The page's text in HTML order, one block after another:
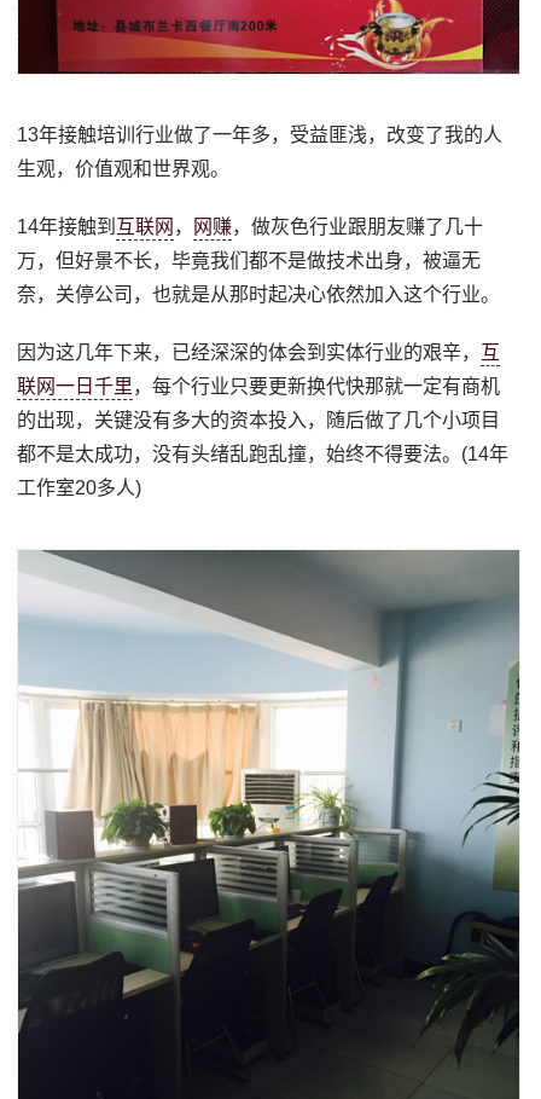
13年接触培训行业做了一年多，受益匪浅，改变了我的人
生观，价值观和世界观。
14年接触到 互联网 ， 网赚，做灰色行业跟朋友赚了几十
万，但好景不长，毕竟我们都不是做技术出身，被逼无
奈，关停公司，也就是从那时起决心依然加入这个行业。
因为这几年下来，已经深深的体会到实体行业的艰辛， 互
联网一日千里，每个行业只要更新换代快那就一定有商机
的出现，关键没有多大的资本投入，随后做了几个小项目
都不是太成功，没有头绪乱跑乱撞，始终不得要法。(14年
工作室20多人)